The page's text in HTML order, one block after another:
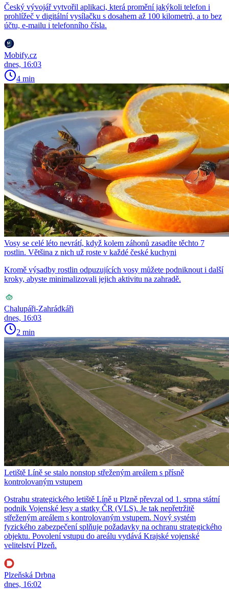
Český vývojář vytvořil aplikaci, která promění jakýkoli telefon i
prohlížeč v digitální vysílačku s dosahem až 100 kilometrů, a to bez
účtu, e-mailu i telefonního čísla.
Mobify.cz
dnes, 16:03
4 min
Vosy se celé léto nevrátí, když kolem záhonů zasadíte těchto 7
rostlin. Většina z nich už roste v každé české kuchyni
Kromě výsadby rostlin odpuzujících vosy můžete podniknout i další
kroky, abyste minimalizovali jejich aktivitu na zahradě.
Chalupáři-Zahrádkáři
dnes, 16:03
2 min
Letiště Líně se stalo nonstop střeženým areálem s přísně
kontrolovaným vstupem
Ostrahu strategického letiště Líně u Plzně převzal od 1. srpna státní
podnik Vojenské lesy a statky ČR (VLS). Je tak nepřetržitě
střeženým areálem s kontrolovaným vstupem. Nový systém
fyzického zabezpečení splňuje požadavky na ochranu strategického
objektu. Povolení vstupu do areálu vydává Krajské vojenské
velitelství Plzeň.
Plzeňská Drbna
dnes, 16:02